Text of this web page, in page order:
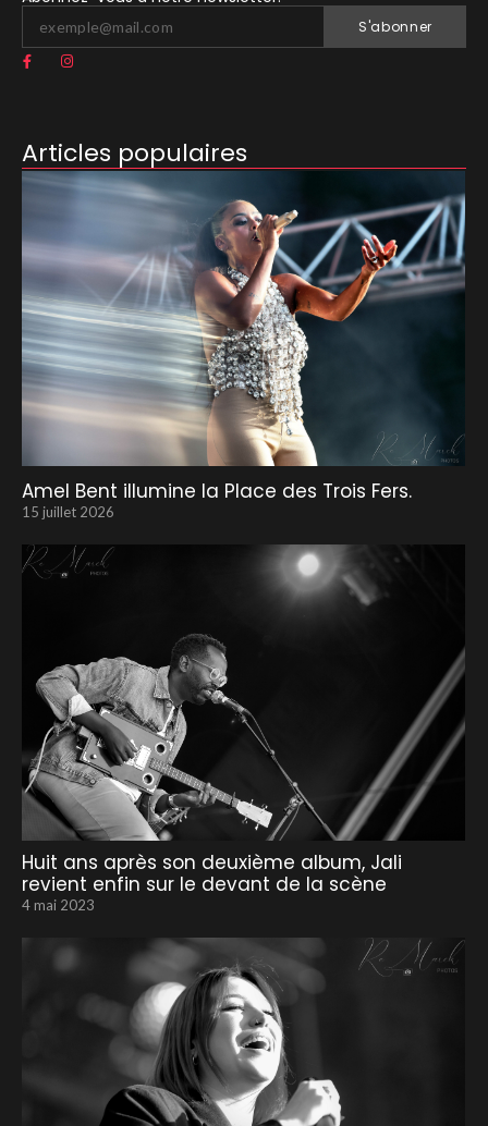
S'abonner
Articles populaires
Amel Bent illumine la Place des Trois Fers.
15 juillet 2026
Huit ans après son deuxième album, Jali
revient enfin sur le devant de la scène
4 mai 2023